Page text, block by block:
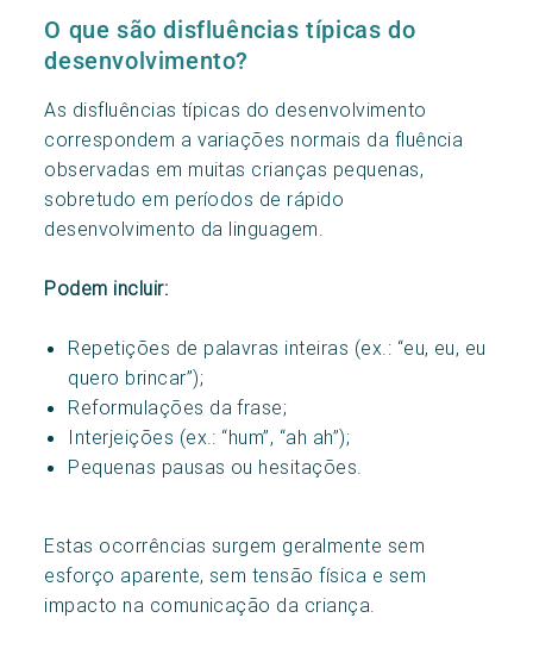
O que são disfluências típicas do
desenvolvimento?
As disfluências típicas do desenvolvimento
correspondem a variações normais da fluência
observadas em muitas crianças pequenas,
sobretudo em períodos de rápido
desenvolvimento da linguagem.
Podem incluir:
Repetições de palavras inteiras (ex.: “eu, eu, eu
quero brincar”);
Reformulações da frase;
Interjeições (ex.: “hum”, “ah ah”);
Pequenas pausas ou hesitações.
Estas ocorrências surgem geralmente sem
esforço aparente, sem tensão física e sem
impacto na comunicação da criança.